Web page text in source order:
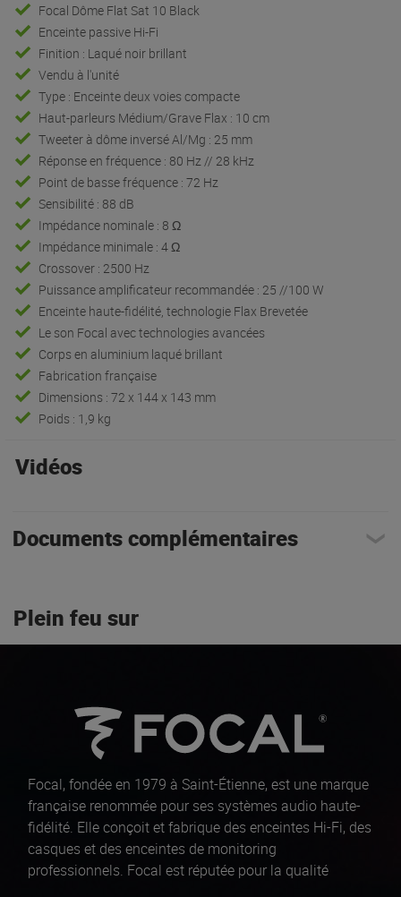
Focal Dôme Flat Sat 10 Black
Enceinte passive Hi-Fi
Finition : Laqué noir brillant
Vendu à l'unité
Type : Enceinte deux voies compacte
Haut-parleurs Médium/Grave Flax : 10 cm
Tweeter à dôme inversé Al/Mg : 25 mm
Réponse en fréquence : 80 Hz // 28 kHz
Point de basse fréquence : 72 Hz
Sensibilité : 88 dB
Impédance nominale : 8 Ω
Impédance minimale : 4 Ω
Crossover : 2500 Hz
Puissance amplificateur recommandée : 25 //100 W
Enceinte haute-fidélité, technologie Flax Brevetée
Le son Focal avec technologies avancées
Corps en aluminium laqué brillant
Fabrication française
Dimensions : 72 x 144 x 143 mm
Poids : 1,9 kg
Vidéos
Documents complémentaires
Plein feu sur
Focal, fondée en 1979 à Saint-Étienne, est une marque
française renommée pour ses systèmes audio haute-
fidélité. Elle conçoit et fabrique des enceintes Hi-Fi, des
casques et des enceintes de monitoring
professionnels. Focal est réputée pour la qualité